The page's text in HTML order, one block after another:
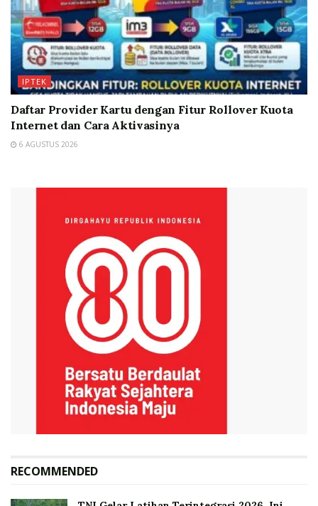
IPTEK
Daftar Provider Kartu dengan Fitur Rollover Kuota
Internet dan Cara Aktivasinya
6 AGUSTUS 2026
RECOMMENDED